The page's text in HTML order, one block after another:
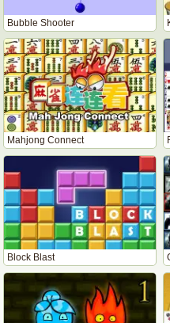
Bubble Shooter
Mahjong Connect
Block Blast